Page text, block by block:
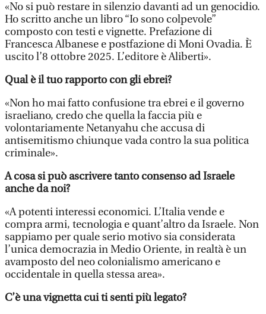
«No si può restare in silenzio davanti ad un genocidio.
Ho scritto anche un libro “Io sono colpevole”
composto con testi e vignette. Prefazione di
Francesca Albanese e postfazione di Moni Ovadia. È
uscito l’8 ottobre 2025. L’editore è Aliberti».
Qual è il tuo rapporto con gli ebrei?
«Non ho mai fatto confusione tra ebrei e il governo
israeliano, credo che quella la faccia più e
volontariamente Netanyahu che accusa di
antisemitismo chiunque vada contro la sua politica
criminale».
A cosa si può ascrivere tanto consenso ad Israele
anche da noi?
«A potenti interessi economici. L’Italia vende e
compra armi, tecnologia e quant’altro da Israele. Non
sappiamo per quale serio motivo sia considerata
l’unica democrazia in Medio Oriente, in realtà è un
avamposto del neo colonialismo americano e
occidentale in quella stessa area».
C’è una vignetta cui ti senti più legato?